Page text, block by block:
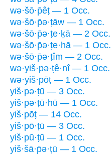
wə·šō·p̄êṭ — 1 Occ.
wə·šō·p̄ə·ṭāw — 1 Occ.
wə·šō·p̄ə·ṭe·ḵā — 2 Occ.
wə·šō·p̄ə·ṭe·hā — 1 Occ.
wə·šō·p̄ə·ṭîm — 2 Occ.
wə·yiš·pə·ṭê·nî — 1 Occ.
wə·yiš·pōṭ — 1 Occ.
yiš·pə·ṭū — 3 Occ.
yiš·pə·ṭū·hū — 1 Occ.
yiš·pōṭ — 14 Occ.
yiš·pō·ṭū — 3 Occ.
yiš·pū·ṭū — 1 Occ.
yiš·šā·p̄ə·ṭū — 1 Occ.